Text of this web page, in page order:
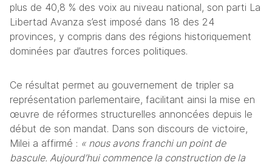
plus de 40,8 % des voix au niveau national, son parti La
Libertad Avanza s’est imposé dans 18 des 24
provinces, y compris dans des régions historiquement
dominées par d’autres forces politiques.
Ce résultat permet au gouvernement de tripler sa
représentation parlementaire, facilitant ainsi la mise en
œuvre de réformes structurelles annoncées depuis le
début de son mandat. Dans son discours de victoire,
Milei a affirmé : « nous avons franchi un point de
bascule. Aujourd’hui commence la construction de la